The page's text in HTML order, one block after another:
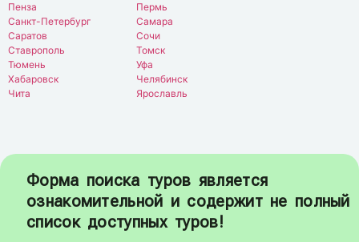
Пенза
Пермь
Санкт-Петербург
Самара
Саратов
Сочи
Ставрополь
Томск
Тюмень
Уфа
Хабаровск
Челябинск
Чита
Ярославль
Форма поиска туров является
ознакомительной и содержит не полный
список доступных туров!